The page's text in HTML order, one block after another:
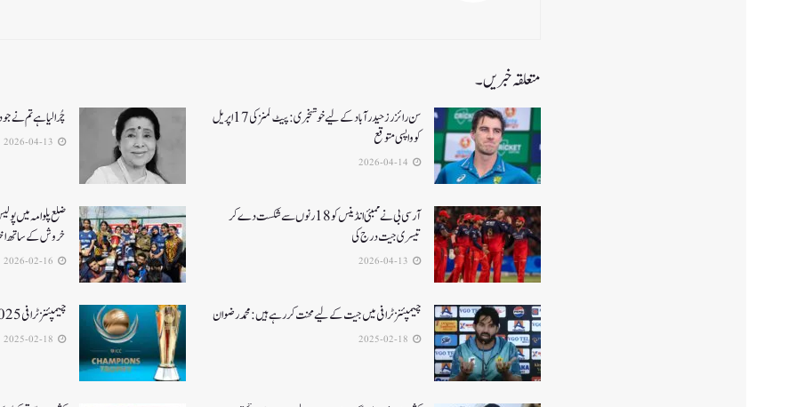
متعلقہ خبریں۔
سن رائزرز حیدرآباد کے لیے خوشخبری: پیٹ کمنز کی 17 اپریل
کو واپسی متوقع
چُرا لیا ہے تم نے
آرسی بی نے ممبئی انڈینس کو 18 رنوں سے شکست دے کر
تیسری جیت درج کی
ضلع پلوامہ میں
خروش کے ساتھ
چیمپئنز ٹرافی میں جیت کے لیے محنت کر رہے ہیں :محمد رضوان چیمپئنز ٹرافی 2025کے لئے کمنٹری پینل کا اعلان